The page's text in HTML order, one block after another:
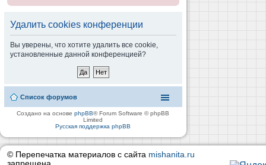
Удалить cookies конференции
Вы уверены, что хотите удалить все cookie,
установленные данной конференцией?
Список форумов
Создано на основеphpBB® Forum Software © phpBB
Limited
Русская поддержка phpBB
© Перепечатка материалов с сайта mishanita.ru